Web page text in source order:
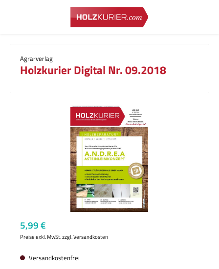
Zum Hauptinhalt springen
Agrarverlag
Holzkurier Digital Nr. 09.2018
Bildergalerie überspringen
Regulärer Preis:
5,99 €
Preise exkl. MwSt. zzgl. Versandkosten
Versandkostenfrei